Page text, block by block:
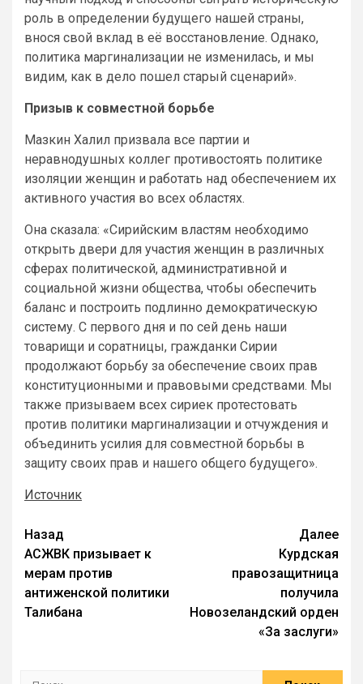
роль в определении будущего нашей страны,
внося свой вклад в её восстановление. Однако,
политика маргинализации не изменилась, и мы
видим, как в дело пошел старый сценарий».
Призыв к совместной борьбе
Мазкин Халил призвала все партии и
неравнодушных коллег противостоять политике
изоляции женщин и работать над обеспечением их
активного участия во всех областях.
Она сказала: «Сирийским властям необходимо
открыть двери для участия женщин в различных
сферах политической, административной и
социальной жизни общества, чтобы обеспечить
баланс и построить подлинно демократическую
систему. С первого дня и по сей день наши
товарищи и соратницы, гражданки Сирии
продолжают борьбу за обеспечение своих прав
конституционными и правовыми средствами. Мы
также призываем всех сириек протестовать
против политики маргинализации и отчуждения и
объединить усилия для совместной борьбы в
защиту своих прав и нашего общего будущего».
Источник
Назад
АСЖВК призывает к
мерам против
антиженской политики
Талибана
Далее
Курдская
правозащитница
получила
Новозеландский орден
«За заслуги»